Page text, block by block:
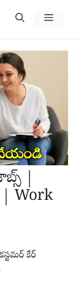
Menu
|
| Work
కేర్